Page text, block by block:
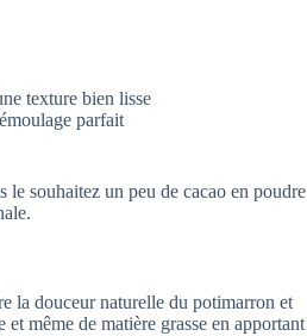
texture bien lisse
parfait
le souhaitez un peu de cacao en poudre
la douceur naturelle du potimarron et
même de matière grasse en apportant